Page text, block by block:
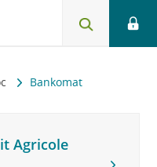
Bankomat
Agricole